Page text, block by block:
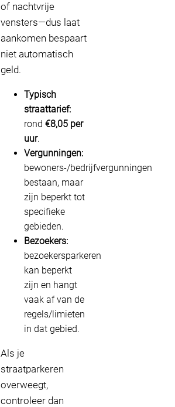
of nachtvrije
vensters—dus laat
aankomen bespaart
niet automatisch
geld.
Typisch
straattarief:
rond €8,05 per
uur.
Vergunningen:
bewoners-/bedrijfvergunningen
bestaan, maar
zijn beperkt tot
specifieke
gebieden.
Bezoekers:
bezoekersparkeren
kan beperkt
zijn en hangt
vaak af van de
regels/limieten
in dat gebied.
Als je
straatparkeren
overweegt,
controleer dan